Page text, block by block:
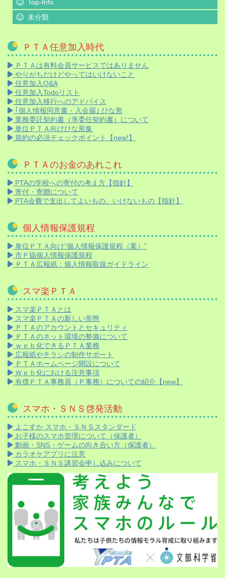
Top-Info
未分類
ＰＴＡ任意加入時代
ＰＴＡは有料会員サービスではありません
やりがちだけどやってはいけないこと
任意加入Q&A
任意加入Todoリスト
任意加入移行へのアドバイス
｢個人情報同意書・入会届｣ ひな形
業務委託契約書（準委任契約書）について
単位ＰＴＡ向けひな形集
規約の必須チェックポイント【new!】
ＰＴＡのお金のあれこれ
PTAの学校への寄付の考え方【指針】
寄付・寄贈について
PTA会費で支出してよいもの、いけないもの【指針】
個人情報保護規程
単位ＰＴＡ向け”個人情報保護規程（案）”
市Ｐ協個人情報保護規程
ＰＴＡ広報紙：個人情報取扱ガイドライン
スマ楽ＰＴＡ
スマ楽ＰＴＡとは
スマ楽ＰＴＡの新しい形態
ＰＴＡのアカウントとセキュリティ
ＰＴＡのネット環境の整備について
ｗｅｂ化できるＰＴＡ業務
広報紙やチラシの制作サポート
ＰＴＡホームページ開設について
Ｗｅｂ化における注意事項
有償ＰＴＡ事務員（Ｐ事務）についての紹介【new】
スマホ・ＳＮＳ啓発活動
よこすか スマホ・ＳＮＳスタンダード
お子様のスマホ管理について（保護者）
動画・SNS・ゲームの向き合い方（保護者）
カラオケアプリに注意
スマホ・ＳＮＳ講習会申し込みについて